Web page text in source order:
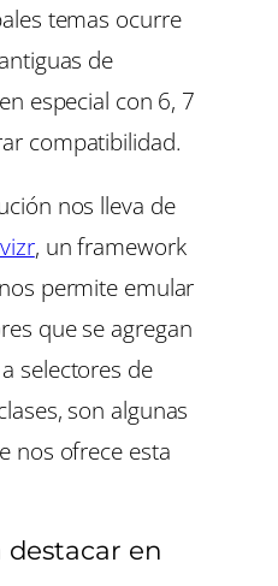
temas ocurre
de
especial con 6, 7
compatibilidad.
nos lleva de
, un framework
permite emular
que se agregan
selectores de
son algunas
nos ofrece esta
destacar en